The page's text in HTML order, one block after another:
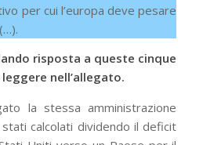
per cui l’europa deve pesare
risposta a queste cinque
nell’allegato.
la stessa amministrazione
calcolati dividendo il deficit